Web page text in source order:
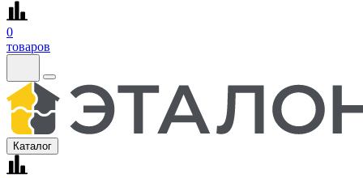
0
товаров
Каталог